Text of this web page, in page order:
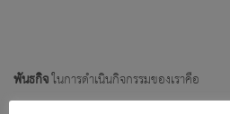
พันธกิจในการดำเนินกิจกรรมของเราคือ